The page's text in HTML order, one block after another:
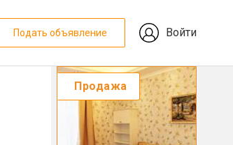
Подать объявление Войти
Продажа